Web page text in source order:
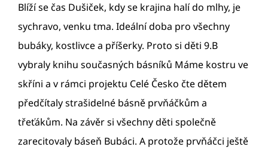
Blíží se čas Dušiček, kdy se krajina halí do mlhy, je
sychravo, venku tma. Ideální doba pro všechny
bubáky, kostlivce a příšerky. Proto si děti 9.B
vybraly knihu současných básníků Máme kostru ve
skříni a v rámci projektu Celé Česko čte dětem
předčítaly strašidelné básně prvňáčkům a
třeťákům. Na závěr si všechny děti společně
zarecitovaly báseň Bubáci. A protože prvňáčci ještě